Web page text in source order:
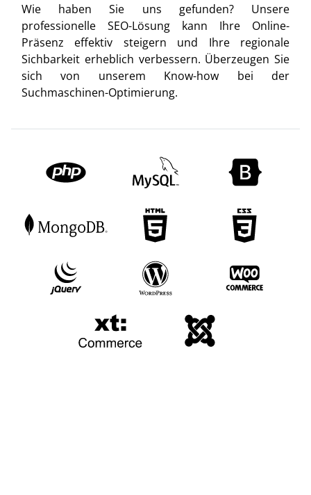
Wie haben Sie uns gefunden? Unsere
professionelle SEO-Lösung kann Ihre Online-
Präsenz effektiv steigern und Ihre regionale
Sichbarkeit erheblich verbessern. Überzeugen Sie
sich von unserem Know-how bei der
Suchmaschinen-Optimierung.